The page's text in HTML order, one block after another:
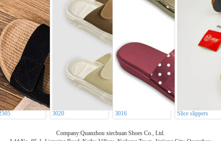
3020 3016 Slice slippers
Company:Quanzhou xiechuan Shoes Co., Ltd.